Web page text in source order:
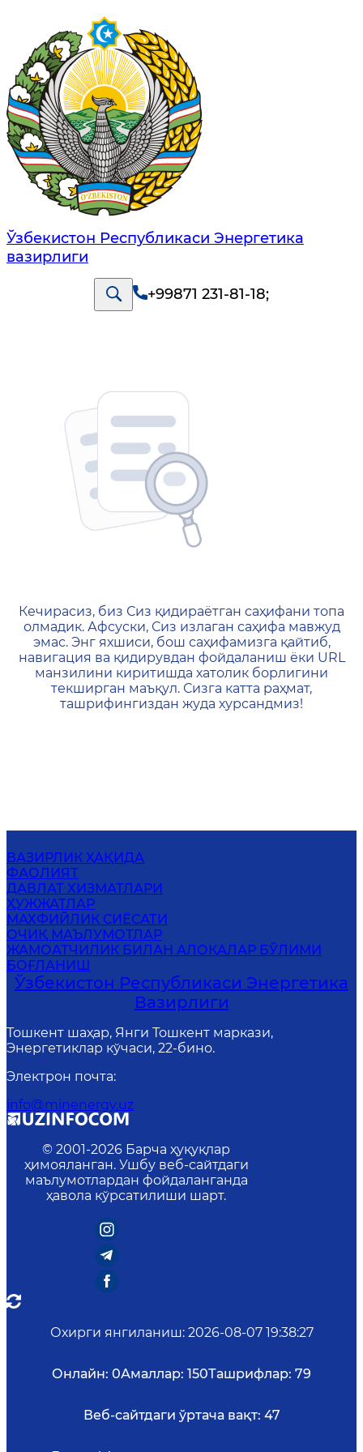
Ўзбекистон Республикаси Энергетика
вазирлиги
+99871 231-81-18;
404 — Страница не
Кечирасиз, биз Сиз қидираётган саҳифани топа
олмадик. Афсуски, Сиз излаган саҳифа мавжуд
эмас. Энг яхшиси, бош саҳифамизга қайтиб,
навигация ва қидирувдан фойдаланиш ёки URL
манзилини киритишда хатолик борлигини
текширган маъқул. Сизга катта раҳмат,
ташрифингиздан жуда хурсандмиз!
ВАЗИРЛИК ҲАҚИДА
ФАОЛИЯТ
ДАВЛАТ ХИЗМАТЛАРИ
ҲУЖЖАТЛАР
МАХФИЙЛИК СИЁСАТИ
ОЧИҚ МАЪЛУМОТЛАР
ЖАМОАТЧИЛИК БИЛАН АЛОҚАЛАР БЎЛИМИ
БОҒЛАНИШ
Ўзбекистон Республикаси Энергетика
Вазирлиги
Тошкент шаҳар, Янги Тошкент маркази,
Энергетиклар кўчаси, 22-бино.
Электрон почта:
info@minenergy.uz
© 2001-2026 Барча ҳуқуқлар
ҳимояланган. Ушбу веб-сайтдаги
маълумотлардан фойдаланганда
ҳавола кўрсатилиши шарт.
Охирги янгиланиш: 2026-08-07 19:38:27
Онлайн: 0Амаллар: 150Ташрифлар: 79
Веб-сайтдаги ўртача вақт: 47